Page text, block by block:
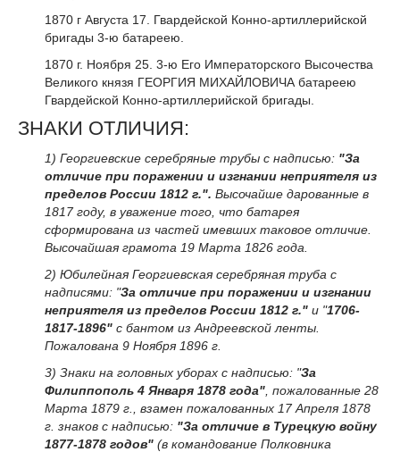
1870 г Августа 17. Гвардейской Конно-артиллерийской
бригады 3-ю батареею.
1870 г. Ноября 25. 3-ю Его Императорского Высочества
Великого князя ГЕОРГИЯ МИХАЙЛОВИЧА батареею
Гвардейской Конно-артиллерийской бригады.
ЗНАКИ ОТЛИЧИЯ:
1) Георгиевские серебряные трубы с надписью: "За
отличие при поражении и изгнании неприятеля из
пределов России 1812 г.". Высочайше дарованные в
1817 году, в уважение того, что батарея
сформирована из частей имевших таковое отличие.
Высочайшая грамота 19 Марта 1826 года.
2) Юбилейная Георгиевская серебряная труба с
надписями: "За отличие при поражении и изгнании
неприятеля из пределов России 1812 г." и "1706-
1817-1896" с бантом из Андреевской ленты.
Пожалована 9 Ноября 1896 г.
3) Знаки на головных уборах с надписью: "За
Филиппополь 4 Января 1878 года" , пожалованные 28
Марта 1879 г., взамен пожалованных 17 Апреля 1878
г. знаков с надписью: "За отличие в Турецкую войну
1877-1878 годов" (в командование Полковника